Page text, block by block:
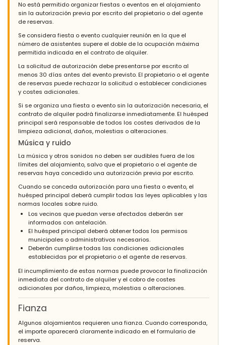
No está permitido organizar fiestas o eventos en el alojamiento
sin la autorización previa por escrito del propietario o del agente
de reservas.
Se considera fiesta o evento cualquier reunión en la que el
número de asistentes supere el doble de la ocupación máxima
permitida indicada en el contrato de alquiler.
La solicitud de autorización debe presentarse por escrito al
menos 30 días antes del evento previsto. El propietario o el agente
de reservas puede rechazar la solicitud o establecer condiciones
y costes adicionales.
Si se organiza una fiesta o evento sin la autorización necesaria, el
contrato de alquiler podrá finalizarse inmediatamente. El huésped
principal será responsable de todos los costes derivados de la
limpieza adicional, daños, molestias o alteraciones.
Música y ruido
La música y otros sonidos no deben ser audibles fuera de los
límites del alojamiento, salvo que el propietario o el agente de
reservas haya concedido una autorización previa por escrito.
Cuando se conceda autorización para una fiesta o evento, el
huésped principal deberá cumplir todas las leyes aplicables y las
normas locales sobre ruido.
Los vecinos que puedan verse afectados deberán ser
informados con antelación.
El huésped principal deberá obtener todos los permisos
municipales o administrativos necesarios.
Deberán cumplirse todas las condiciones adicionales
establecidas por el propietario o el agente de reservas.
El incumplimiento de estas normas puede provocar la finalización
inmediata del contrato de alquiler y el cobro de costes
adicionales por daños, limpieza, molestias o alteraciones.
Fianza
Algunos alojamientos requieren una fianza. Cuando corresponda,
el importe aparecerá claramente indicado en el formulario de
reserva.